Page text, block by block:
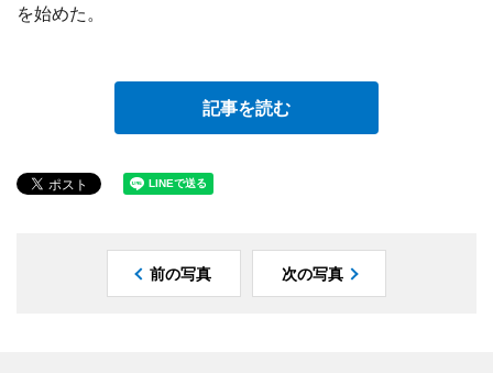
を始めた。
記事を読む
前の写真 次の写真